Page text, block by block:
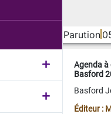
Parution
Agenda
Basford
Basford
Éditeur :